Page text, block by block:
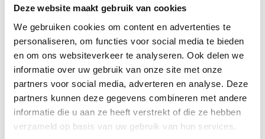
Deze website maakt gebruik van cookies
We gebruiken cookies om content en advertenties te
personaliseren, om functies voor social media te bieden
en om ons websiteverkeer te analyseren. Ook delen we
informatie over uw gebruik van onze site met onze
partners voor social media, adverteren en analyse. Deze
partners kunnen deze gegevens combineren met andere
informatie die u aan ze heeft verstrekt of die ze hebben
verzameld op basis van uw gebruik van hun services.
Maat
Aantal
*Gratis verzending vanaf €150,- exclusief BTW
Kies kleur/maat